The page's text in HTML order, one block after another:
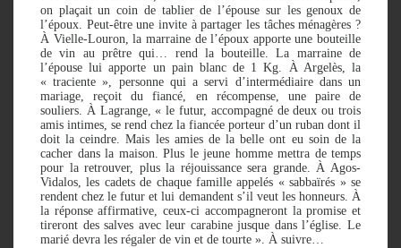
on plaçait un coin de tablier de l’épouse sur les genoux de
l’époux. Peut-être une invite à partager les tâches ménagères ?
À Vielle-Louron, la marraine de l’époux apporte une bouteille
de vin au prêtre qui… rend la bouteille. La marraine de
l’épouse lui apporte un pain blanc de 1 Kg. À Argelès, la
« traciente », personne qui a servi d’intermédiaire dans un
mariage, reçoit du fiancé, en récompense, une paire de
souliers. À Lagrange, « le futur, accompagné de deux ou trois
amis intimes, se rend chez la fiancée porteur d’un ruban dont il
doit la ceindre. Mais les amies de la belle ont eu soin de la
cacher dans la maison. Plus le jeune homme mettra de temps
pour la retrouver, plus la réjouissance sera grande. À Agos-
Vidalos, les cadets de chaque famille appelés « sabbaïrés » se
rendent chez le futur et lui demandent s’il veut les honneurs. À
la réponse affirmative, ceux-ci accompagneront la promise et
tireront des salves avec leur carabine jusque dans l’église. Le
marié devra les régaler de vin et de tourte ». À suivre…